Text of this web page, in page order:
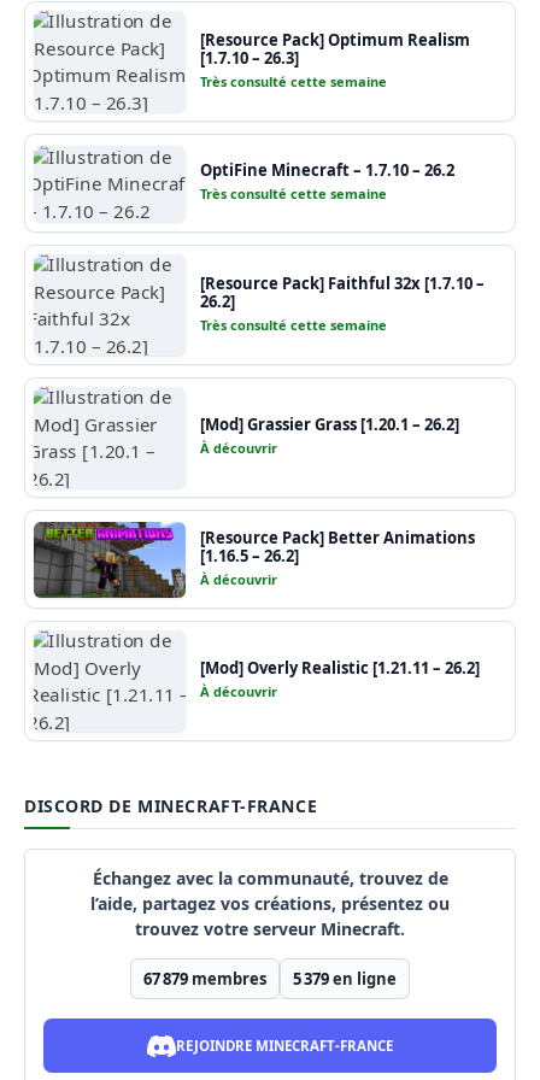
[Resource Pack] Optimum Realism
[1.7.10 – 26.3]
Très consulté cette semaine
OptiFine Minecraft – 1.7.10 – 26.2
Très consulté cette semaine
[Resource Pack] Faithful 32x [1.7.10 –
26.2]
Très consulté cette semaine
[Mod] Grassier Grass [1.20.1 – 26.2]
À découvrir
[Resource Pack] Better Animations
[1.16.5 – 26.2]
À découvrir
[Mod] Overly Realistic [1.21.11 – 26.2]
À découvrir
DISCORD DE MINECRAFT-FRANCE
Échangez avec la communauté, trouvez de
l’aide, partagez vos créations, présentez ou
trouvez votre serveur Minecraft.
67 879 membres 5 379en ligne
REJOINDRE MINECRAFT-FRANCE